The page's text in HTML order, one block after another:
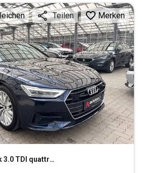
quattro (EURO 6d)
Teilen Merken